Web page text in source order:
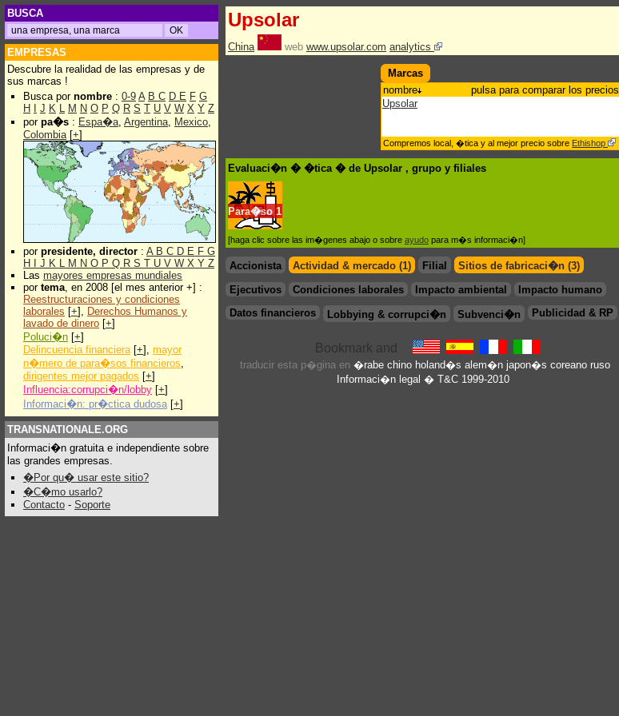
BUSCA
EMPRESAS
Descubre la realidad de las empresas y de
sus marcas !
Busca por nombre : 0-9 A B C D E F G
H
J K L M N O P Q R S T U V W X Y Z
por pa�s : Espa�a, Argentina, Mexico,
Colombia[+]
por presidente, director : A B C D E F G
H
J K L M N O P Q R S T U V W X Y Z
Las mayores empresas mundiales
por tema, en 2008 [el mes anterior +] :
Reestructuraciones y condiciones
laborales [+], Derechos Humanos y
lavado de dinero [+]
Poluci�n [+]
Delincuencia financiera[+], mayor
n�mero de para�sos financieros,
dirigentes mejor pagados [+]
Influencia:corrupci�n/lobby [+]
Informaci�n: pr�ctica dudosa [+]
TRANSNATIONALE.ORG
Informaci�n gratuita e independiente sobre
las grandes empresas.
�Por qu� usar este sitio?
�C�mo usarlo?
Contacto - Soporte
Upsolar
China web www.upsolar.com analytics
Marcas
nombre
pulsa para comparar los precios
Upsolar
Compremos local, �tica y al mejor precio sobre Ethishop
Evaluaci�n � �tica � de Upsolar , grupo y filiales
Para�so 1
[haga clic sobre las im�genes abajo o sobre ayudo para m�s informaci�n]
Accionista Actividad & mercado (1) Filial
Sitios de fabricaci�n (3)
Ejecutivos
Condiciones laborales Impacto ambiental
Impacto humano
Datos financieros
Lobbying & corrupci�n Subvenci�n Publicidad & RP
traducir esta p�gina en �rabe chino holand�s alem�n japon�s coreano ruso
Informaci�n legal � T&C 1999-2010